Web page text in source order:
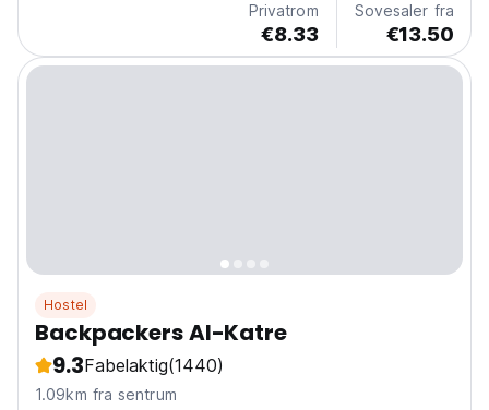
Privatrom
€8.33
Sovesaler fra
€13.50
Hostel
Backpackers Al-Katre
9.3Fabelaktig(1440)
1.09km fra sentrum